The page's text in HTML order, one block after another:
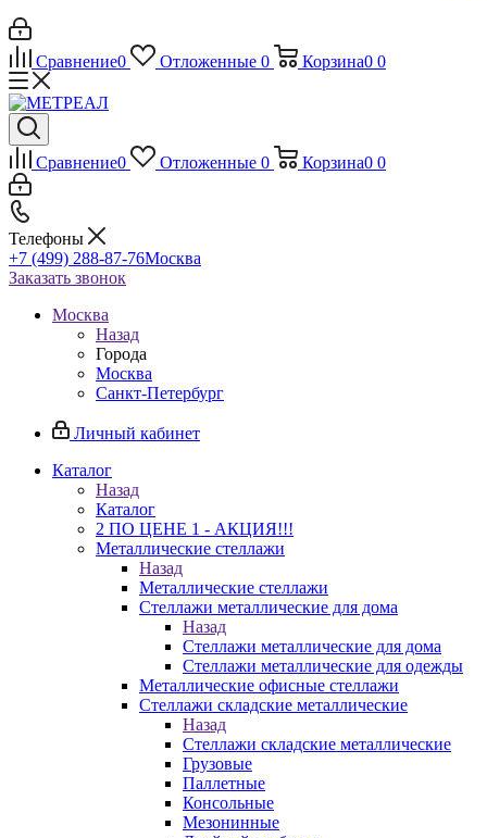
Сравнение0 Отложенные 0 Корзина0 0
Сравнение0 Отложенные 0 Корзина0 0
Телефоны
+7 (499) 288-87-76Москва
Заказать звонок
Москва
Назад
Города
Москва
Санкт-Петербург
Личный кабинет
Каталог
Назад
Каталог
2 ПО ЦЕНЕ 1 - АКЦИЯ!!!
Металлические стеллажи
Назад
Металлические стеллажи
Стеллажи металлические для дома
Назад
Стеллажи металлические для дома
Стеллажи металлические для одежды
Металлические офисные стеллажи
Стеллажи складские металлические
Назад
Стеллажи складские металлические
Грузовые
Паллетные
Консольные
Мезонинные